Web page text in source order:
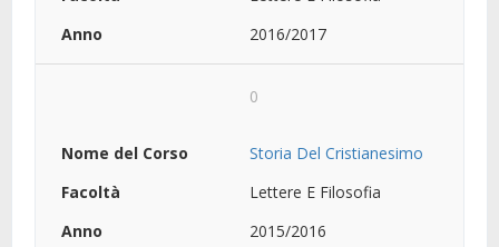
2016/2017
0
Storia Del Cristianesimo
Lettere E Filosofia
2015/2016